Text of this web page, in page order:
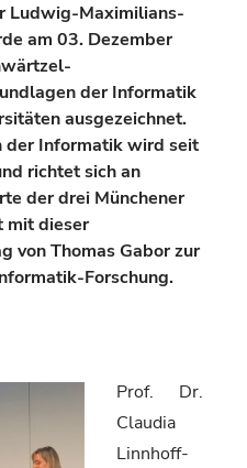
Ludwig-Maximilians-
am 03. Dezember
der Informatik
ausgezeichnet.
der Informatik wird seit
richtet sich an
der drei Münchener
mit dieser
von Thomas Gabor zur
Forschung.
Prof. Dr.
Claudia
Linnhoff-